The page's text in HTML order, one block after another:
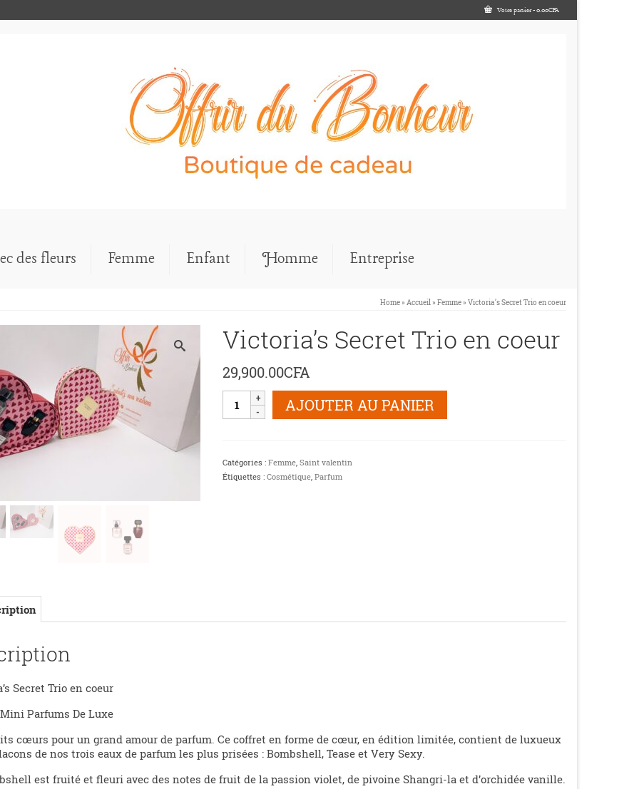
Votre panier-0.00CFA
des fleurs Femme Enfant Homme Entreprise
Home» Accueil» Femme» Victoria’s Secret Trio en coeur
Victoria’s Secret Trio en coeur
29,900.00CFA
quantité
en
coeur
AJOUTER AU PANIER
Catégories :Femme ,Saint valentin
Étiquettes :Cosmétique ,Parfum
Secret Trio en coeur
Parfums De Luxe
cœurs pour un grand amour de parfum. Ce coffret en forme de cœur, en édition limitée, contient de luxueux
de nos trois eaux de parfum les plus prisées : Bombshell, Tease et Very Sexy.
est fruité et fleuri avec des notes de fruit de la passion violet, de pivoine Shangri-la et d’orchidée vanille.